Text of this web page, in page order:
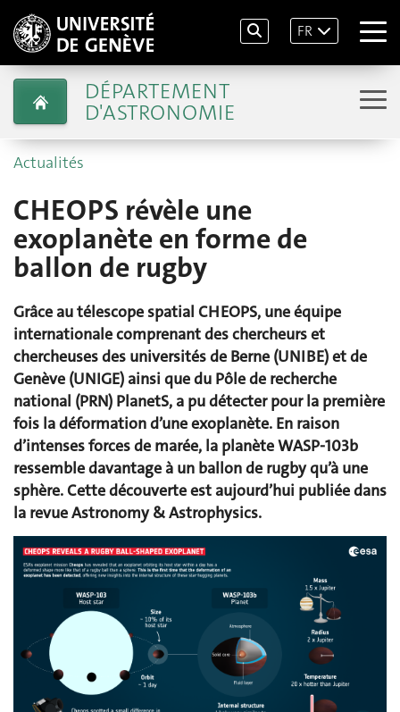
FR
DÉPARTEMENT
D'ASTRONOMIE
Actualités
CHEOPS révèle une
exoplanète en forme de
ballon de rugby
Grâce au télescope spatial CHEOPS, une équipe
internationale comprenant des chercheurs et
chercheuses des universités de Berne (UNIBE) et de
Genève (UNIGE) ainsi que du Pôle de recherche
national (PRN) PlanetS, a pu détecter pour la première
fois la déformation d’une exoplanète. En raison
d’intenses forces de marée, la planète WASP-103b
ressemble davantage à un ballon de rugby qu’à une
sphère. Cette découverte est aujourd’hui publiée dans
la revue Astronomy & Astrophysics.